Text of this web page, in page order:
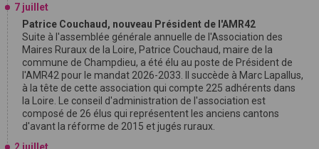
7 juillet
Patrice Couchaud, nouveau Président de l'AMR42
Suite à l'assemblée générale annuelle de l'Association des
Maires Ruraux de la Loire, Patrice Couchaud, maire de la
commune de Champdieu, a été élu au poste de Président de
l'AMR42 pour le mandat 2026-2033. Il succède à Marc Lapallus,
à la tête de cette association qui compte 225 adhérents dans
la Loire. Le conseil d'administration de l'association est
composé de 26 élus qui représentent les anciens cantons
d'avant la réforme de 2015 et jugés ruraux.
2 juillet